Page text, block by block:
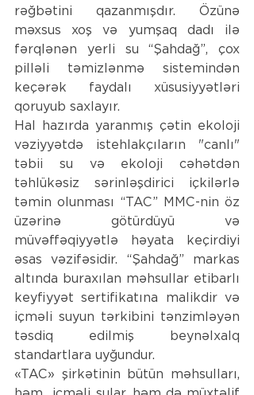
rəğbətini qazanmışdır. Özünə
məxsus xoş və yumşaq dadı ilə
fərqlənən yerli su “Şahdağ”, çox
pilləli təmizlənmə sistemindən
keçərək faydalı xüsusiyyətləri
qoruyub saxlayır.
Hal hazırda yaranmış çətin ekoloji
vəziyyətdə istehlakçıların "canlı"
təbii su və ekoloji cəhətdən
təhlükəsiz sərinləşdirici içkilərlə
təmin olunması “TAC” MMC-nin öz
üzərinə götürdüyü və
müvəffəqiyyətlə həyata keçirdiyi
əsas vəzifəsidir. “Şahdağ” markas
altında buraxılan məhsullar etibarlı
keyfiyyət sertifikatına malikdir və
içməli suyun tərkibini tənzimləyən
təsdiq edilmiş beynəlxalq
standartlara uyğundur.
«TAC» şirkətinin bütün məhsulları,